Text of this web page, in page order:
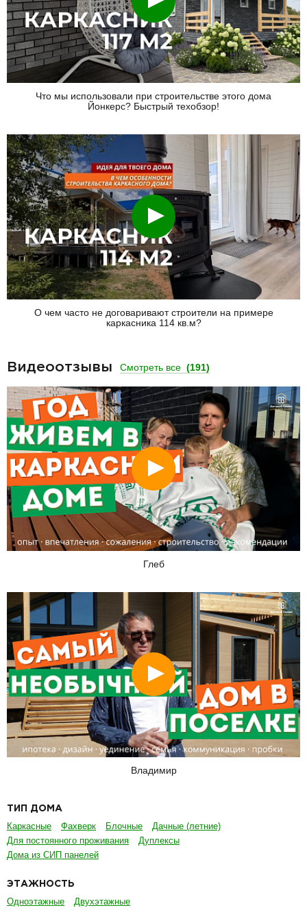
Что мы использовали при строительстве этого дома
Йонкерс? Быстрый техобзор!
Смотреть
О чем часто не договаривают строители на примере
каркасника 114 кв.м?
Видеоотзывы Смотреть все (191)
Смотреть
Глеб
Смотреть
Владимир
ТИП ДОМА
Каркасные Фахверк Блочные
Дачные (летние)
Для постоянного проживания
Дуплексы
Дома из СИП панелей
ЭТАЖНОСТЬ
Одноэтажные Двухэтажные